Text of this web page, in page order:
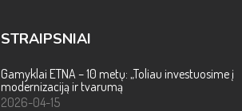
STRAIPSNIAI
Gamyklai ETNA – 10 metų: „Toliau investuosime į
modernizaciją ir tvarumą
2026-04-15